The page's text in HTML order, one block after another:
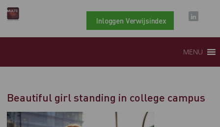
Inloggen Verwijsindex
MENU
Beautiful girl standing in college campus